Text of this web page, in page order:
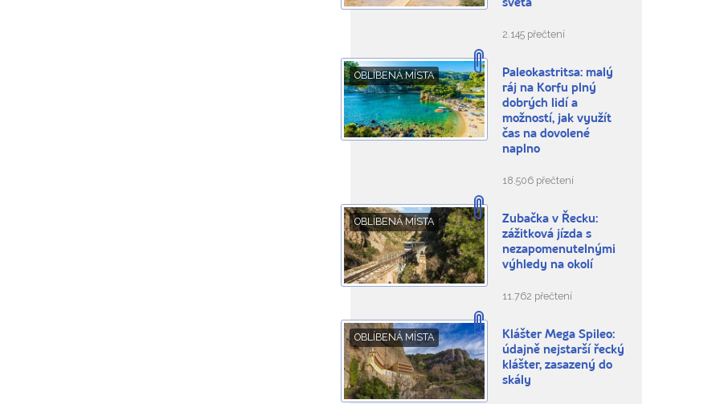
světa
2.145 přečtení
OBLÍBENÁ MÍSTA
Paleokastritsa: malý
ráj na Korfu plný
dobrých lidí a
možností, jak využít
čas na dovolené
naplno
18.506 přečtení
OBLÍBENÁ MÍSTA
Zubačka v Řecku:
zážitková jízda s
nezapomenutelnými
výhledy na okolí
11.762 přečtení
OBLÍBENÁ MÍSTA
Klášter Mega Spileo:
údajně nejstarší řecký
klášter, zasazený do
skály